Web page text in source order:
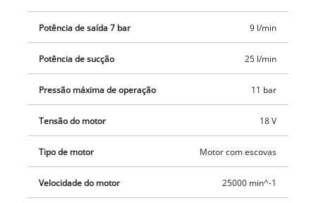
separado, por ex., como um prático conjunto de iniciação da
Einhell.
Potência de saída 7 bar 9 l/min
Potência de sucção 25 l/min
Pressão máxima de operação 11 bar
Tensão do motor 18 V
Tipo de motor Motor com escovas
Velocidade do motor 25000 min^-1